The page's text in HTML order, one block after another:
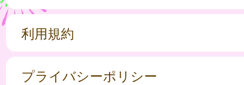
利用規約
プライバシーポリシー